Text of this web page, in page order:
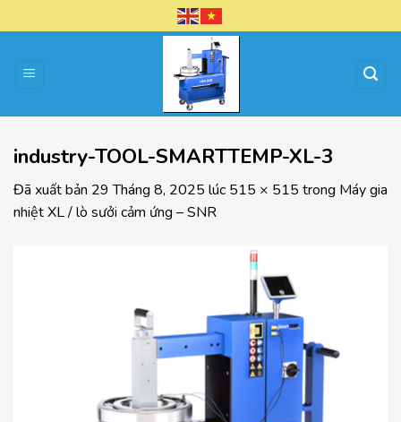
đến
dung
industry-TOOL-SMARTTEMP-XL-3
Đã xuất bản 29 Tháng 8, 2025 lúc 515 × 515 trong Máy gia
nhiệt XL / lò sưởi cảm ứng – SNR